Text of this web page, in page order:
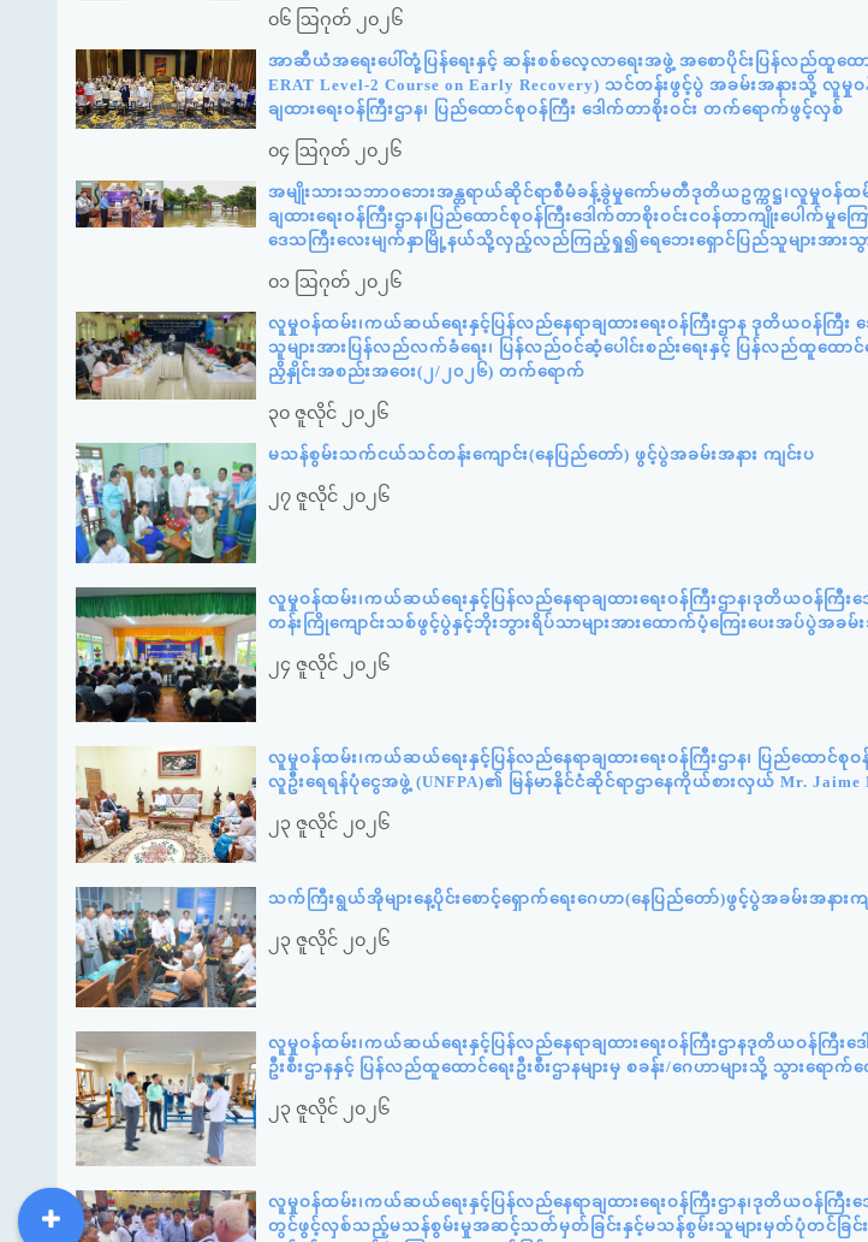
၀၆ ဩဂုတ် ၂၀၂၆
အာဆီယံအရေးပေါ်တုံ့ပြန်ရေးနှင့် ဆန်းစစ်လေ့လာရေးအဖွဲ့ အစောပိုင်းပြန်လည်ထူထေ
ERAT Level-2 Course on Early Recovery) သင်တန်းဖွင့်ပွဲ အခမ်းအနားသို့
ချထားရေးဝန်ကြီးဌာန၊ ပြည်ထောင်စုဝန်ကြီး ဒေါက်တာစိုးဝင်း တက်ရောက်ဖွင့်လှစ်
၀၄ ဩဂုတ် ၂၀၂၆
အမျိုးသားသဘာဝဘေးအန္တရာယ်ဆိုင်ရာစီမံခန့်ခွဲမှုကော်မတီဒုတိယဥက္ကဋ္ဌ၊လူမှုဝန်ထ
ချထားရေးဝန်ကြီးဌာန၊ပြည်ထောင်စုဝန်ကြီးဒေါက်တာစိုးဝင်းငဝန်တာကျိုးပေါက်
ဒေသကြီးလေးမျက်နှာမြို့နယ်သို့လှည့်လည်ကြည့်ရှု၍ရေဘေးရှောင်ပြည်သူများအားသွာ
၀၁ ဩဂုတ် ၂၀၂၆
လူမှုဝန်ထမ်း၊ကယ်ဆယ်ရေးနှင့်ပြန်လည်နေရာချထားရေးဝန်ကြီးဌာန ဒုတိယဝန်ကြီ
သူများအားပြန်လည်လက်ခံရေး၊ ပြန်လည်ဝင်ဆံ့ပေါင်းစည်းရေးနှင့် ပြန်လည်ထူထေ
ညှိနှိုင်းအစည်းအဝေး(၂/၂၀၂၆) တက်ရောက်
၃၀ ဇူလိုင် ၂၀၂၆
မသန်စွမ်းသက်ငယ်သင်တန်းကျောင်း(နေပြည်တော်) ဖွင့်ပွဲအခမ်းအနား ကျင်းပ
၂၇ ဇူလိုင် ၂၀၂၆
လူမှုဝန်ထမ်း၊ကယ်ဆယ်ရေးနှင့်ပြန်လည်နေရာချထားရေးဝန်ကြီးဌာန၊ဒုတိယဝန်ကြီ
တန်းကြိုကျောင်းသစ်ဖွင့်ပွဲနှင့်ဘိုးဘွားရိပ်သာများအားထောက်ပံ့ကြေးပေးအပ်ပွဲအခ
၂၄ ဇူလိုင် ၂၀၂၆
လူမှုဝန်ထမ်း၊ကယ်ဆယ်ရေးနှင့်ပြန်လည်နေရာချထားရေးဝန်ကြီးဌာန၊ ပြည်ထောင်စု
လူဦးရေရန်ပုံငွေအဖွဲ့ (UNFPA)၏ မြန်မာနိုင်ငံဆိုင်ရာဌာနေကိုယ်စားလှယ် Mr.
၂၃ ဇူလိုင် ၂၀၂၆
သက်ကြီးရွယ်အိုများနေ့ပိုင်းစောင့်ရှောက်ရေးဂေဟာ(နေပြည်တော်)ဖွင့်ပွဲအခမ်းအနားက
၂၃ ဇူလိုင် ၂၀၂၆
လူမှုဝန်ထမ်း၊ကယ်ဆယ်ရေးနှင့်ပြန်လည်နေရာချထားရေးဝန်ကြီးဌာနဒုတိယဝန်ကြီ
ဦးစီးဌာနနှင့် ပြန်လည်ထူထောင်ရေးဦးစီးဌာနများမှ စခန်း/ဂေဟာများသို့ သွားရောက်
၂၃ ဇူလိုင် ၂၀၂၆
လူမှုဝန်ထမ်း၊ကယ်ဆယ်ရေးနှင့်ပြန်လည်နေရာချထားရေးဝန်ကြီးဌာန၊ဒုတိယဝန်ကြီး
တွင်ဖွင့်လှစ်သည့်မသန်စွမ်းမှုအဆင့်သတ်မှတ်ခြင်းနှင့်မသန်စွမ်းသူများမှတ်ပုံတင်ခြင်းသ